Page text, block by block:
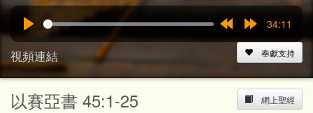
15s
34:11
視頻連結 奉獻支持
網上聖經
以賽亞書 45:1-25